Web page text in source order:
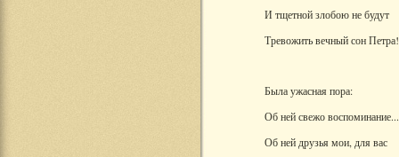
И тщетной злобою не будут
Тревожить вечный сон Петра!
Была ужасная пора:
Об ней свежо воспоминание...
Об ней друзья мои, для вас